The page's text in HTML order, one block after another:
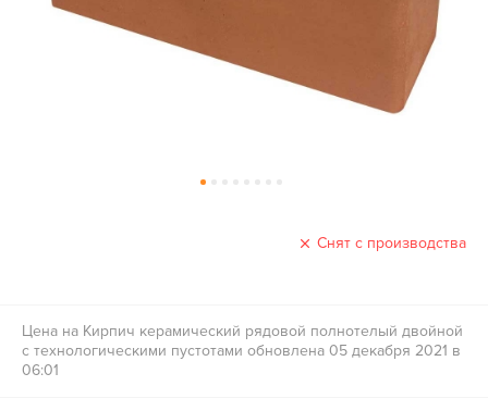
Снят с производства
Цена на Кирпич керамический рядовой полнотелый двойной
с технологическими пустотами обновлена 05 декабря 2021 в
06:01